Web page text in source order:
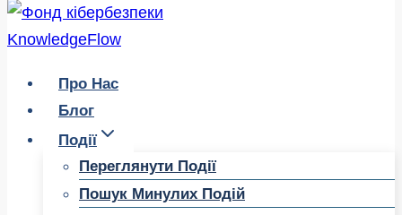
Про Нас
Блог
Події
Переглянути Події
Пошук Минулих Подій